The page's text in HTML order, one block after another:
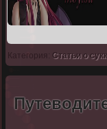
Категория: Статьи о